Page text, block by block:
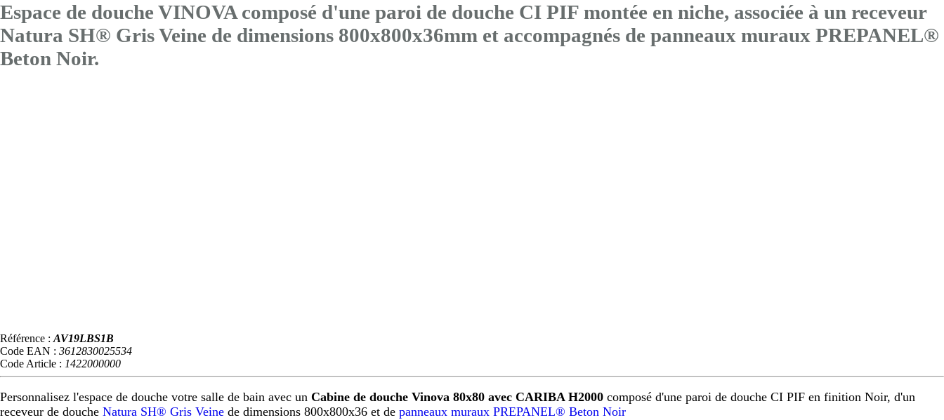
Espace de douche VINOVA composé d'une paroi de douche CI PIF montée en niche, associée à un receveur
Natura SH® Gris Veine de dimensions 800x800x36mm et accompagnés de panneaux muraux PREPANEL®
Beton Noir.
Référence : AV19LBS1B
Code EAN : 3612830025534
Code Article : 1422000000
Personnalisez l'espace de douche votre salle de bain avec un Cabine de douche Vinova 80x80 avec CARIBA H2000 composé d'une paroi de douche CI PIF en finition Noir, d'un
receveur de douche Natura SH® Gris Veine de dimensions 800x800x36 et de panneaux muraux PREPANEL® Beton Noir